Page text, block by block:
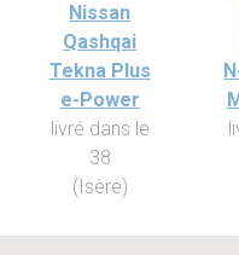
Nissan
Qashqai
Tekna Plus
e-Power
livré dans le
38
(Isère)